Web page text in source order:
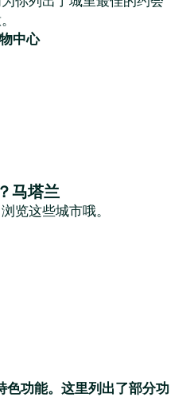
中心
马塔兰
览这些城市哦。
功能。这里列出了部分功